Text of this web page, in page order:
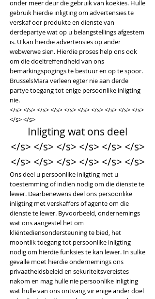
onder meer deur die gebruik van koekies. Hulle
gebruik hierdie inligting om advertensies te
verskaf oor produkte en dienste van
derdepartye wat op u belangstellings afgestem
is. U kan hierdie advertensies op ander
webwerwe sien. Hierdie proses help ons ook
om die doeltreffendheid van ons
bemarkingspogings te bestuur en op te spoor.
BrusselsMara verleen egter nie aan derde
partye toegang tot enige persoonlike inligting
nie.
</s> </s> </s> </s> </s> </s> </s> </s> </s> </s>
</s> </s>
Inligting wat ons deel
</s> </s> </s> </s> </s> </s>
</s> </s> </s> </s> </s> </s>
Ons deel u persoonlike inligting met u
toestemming of indien nodig om die dienste te
lewer. Daarbenewens deel ons persoonlike
inligting met verskaffers of agente om die
dienste te lewer. Byvoorbeeld, ondernemings
wat ons aangestel het om
kliëntediensondersteuning te bied, het
moontlik toegang tot persoonlike inligting
nodig om hierdie funksies te kan lewer. In sulke
gevalle moet hierdie ondernemings ons
privaatheidsbeleid en sekuriteitsvereistes
nakom en mag hulle nie persoonlike inligting
wat hulle van ons ontvang vir enige ander doel